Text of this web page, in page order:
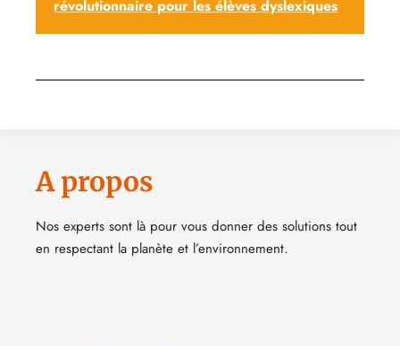
révolutionnaire pour les élèves dyslexiques
A propos
Nos experts sont là pour vous donner des solutions tout
en respectant la planète et l’environnement.